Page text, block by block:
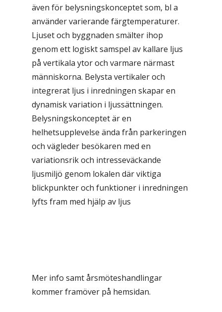
även för belysningskonceptet som, bl a
använder varierande färgtemperaturer.
Ljuset och byggnaden smälter ihop
genom ett logiskt samspel av kallare ljus
på vertikala ytor och varmare närmast
människorna. Belysta vertikaler och
integrerat ljus i inredningen skapar en
dynamisk variation i ljussättningen.
Belysningskonceptet är en
helhetsupplevelse ända från parkeringen
och vägleder besökaren med en
variationsrik och intresseväckande
ljusmiljö genom lokalen där viktiga
blickpunkter och funktioner i inredningen
lyfts fram med hjälp av ljus
Mer info samt årsmöteshandlingar
kommer framöver på hemsidan.